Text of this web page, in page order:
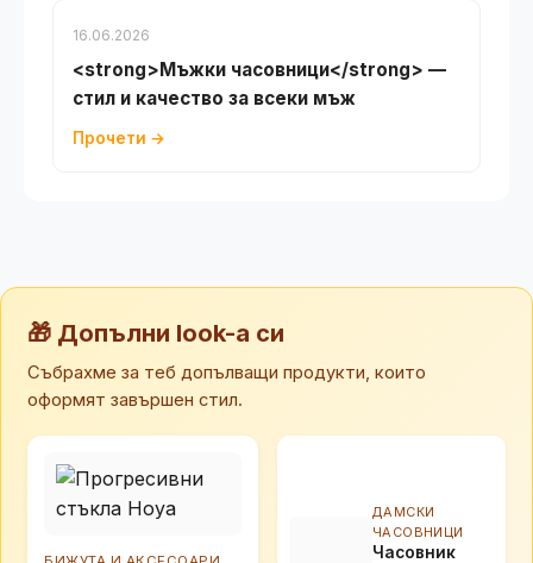
16.06.2026
<strong>Мъжки часовници</strong> —
стил и качество за всеки мъж
Прочети →
🎁 Допълни look-а си
Събрахме за теб допълващи продукти, които
оформят завършен стил.
ДАМСКИ
ЧАСОВНИЦИ
Часовник